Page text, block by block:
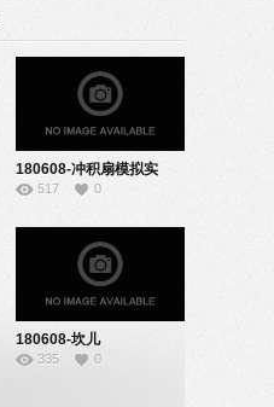
180608-冲积扇模拟实
验-22151026
517 0
180608-坎儿
井-91171566
335 0